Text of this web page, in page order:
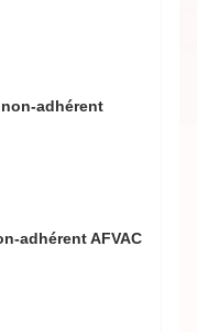
adhérent
adhérent AFVAC